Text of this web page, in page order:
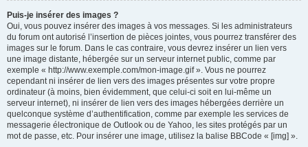
Puis-je insérer des images ?
Oui, vous pouvez insérer des images à vos messages. Si les administrateurs
du forum ont autorisé l’insertion de pièces jointes, vous pourrez transférer des
images sur le forum. Dans le cas contraire, vous devrez insérer un lien vers
une image distante, hébergée sur un serveur internet public, comme par
exemple « http://www.exemple.com/mon-image.gif ». Vous ne pourrez
cependant ni insérer de lien vers des images présentes sur votre propre
ordinateur (à moins, bien évidemment, que celui-ci soit en lui-même un
serveur internet), ni insérer de lien vers des images hébergées derrière un
quelconque système d’authentification, comme par exemple les services de
messagerie électronique de Outlook ou de Yahoo, les sites protégés par un
mot de passe, etc. Pour insérer une image, utilisez la balise BBCode « [img] ».